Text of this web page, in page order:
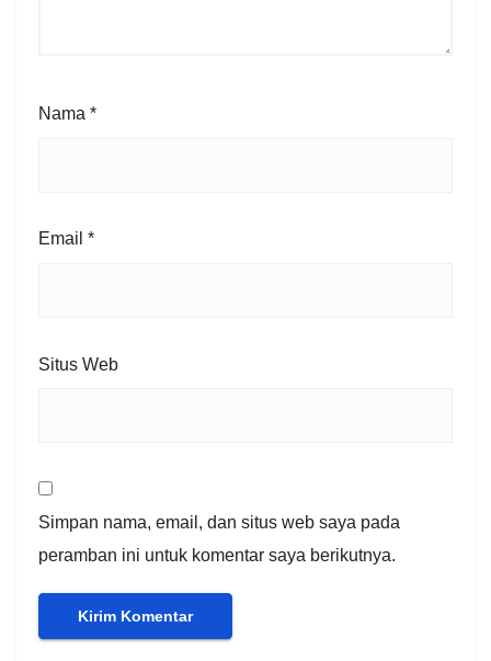
Nama *
Email *
Situs Web
Simpan nama, email, dan situs web saya pada
peramban ini untuk komentar saya berikutnya.